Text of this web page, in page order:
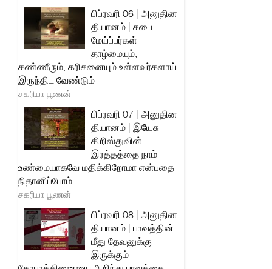
பிப்ரவரி 06 | அனுதின
தியானம் | சபை
மேய்ப்பர்கள்
தாழ்மையும்,
கண்ணீரும், கரிசனையும் உள்ளவர்களாய்
இருந்திட வேண்டும்
சகரியா பூணன்
பிப்ரவரி 07 | அனுதின
தியானம் | இயேசு
கிறிஸ்துவின்
இரத்தத்தை நாம்
உண்மையாகவே மதிக்கிறோமா என்பதை
நிதானிப்போம்
சகரியா பூணன்
பிப்ரவரி 08 | அனுதின
தியானம் | பாவத்தின்
மீது தேவனுக்கு
இருக்கும்